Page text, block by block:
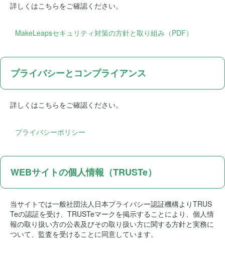
詳しくはこちらをご確認ください。
MakeLeapsセキュリティ対策の方針と取り組み（PDF）
プライバシーとコンプライアンス
詳しくはこちらをご確認ください。
プライバシーポリシー
WEBサイトの個人情報（TRUSTe）
当サイトでは一般社団法人日本プライバシー認証機構よりTRUS
Teの認証を受け、TRUSTeマークを掲示することにより、個人情
報の取り扱い方の公表及びその取り扱い方に関する方針と実務に
ついて、監査を受けることに同意しています。